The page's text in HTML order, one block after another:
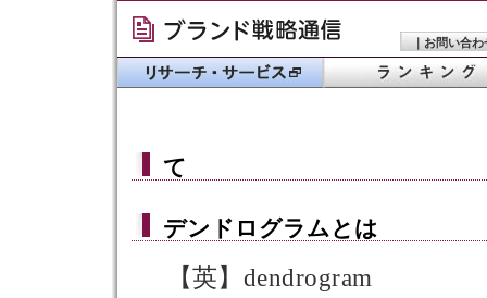
｜ お問い合わ
て
デンドログラム とは
【英】dendrogram